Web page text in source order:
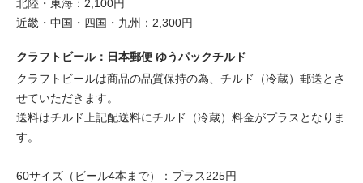
北陸・東海：2,100円
近畿・中国・四国・九州：2,300円
クラフトビール：日本郵便 ゆうパックチルド
クラフトビールは商品の品質保持の為、チルド（冷蔵）郵送とさ
せていただきます。
送料はチルド上記配送料にチルド（冷蔵）料金がプラスとなりま
す。
60サイズ（ビール4本まで）：プラス225円